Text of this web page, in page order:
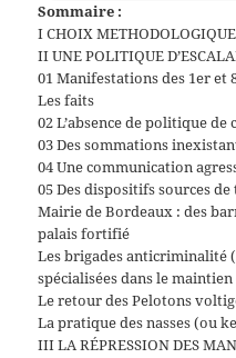
Sommaire :
I CHOIX
II UNE POLITIQUE
01 Manifestations des 1er et
Les faits
02 L’absence de politique
03 Des sommations
04 Une communication
05 Des dispositifs sources
Mairie de Bordeaux : des
palais fortifié
Les brigades anticriminalité
spécialisées dans le
Le retour des Pelotons
La pratique des nasses (ou
III LA RÉPRESSION DES